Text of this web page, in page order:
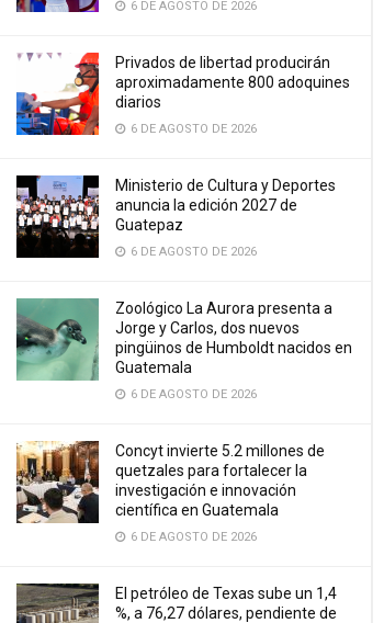
6 DE AGOSTO DE 2026
Privados de libertad producirán
aproximadamente 800 adoquines
diarios
6 DE AGOSTO DE 2026
Ministerio de Cultura y Deportes
anuncia la edición 2027 de
Guatepaz
6 DE AGOSTO DE 2026
Zoológico La Aurora presenta a
Jorge y Carlos, dos nuevos
pingüinos de Humboldt nacidos en
Guatemala
6 DE AGOSTO DE 2026
Concyt invierte 5.2 millones de
quetzales para fortalecer la
investigación e innovación
científica en Guatemala
6 DE AGOSTO DE 2026
El petróleo de Texas sube un 1,4
%, a 76,27 dólares, pendiente de